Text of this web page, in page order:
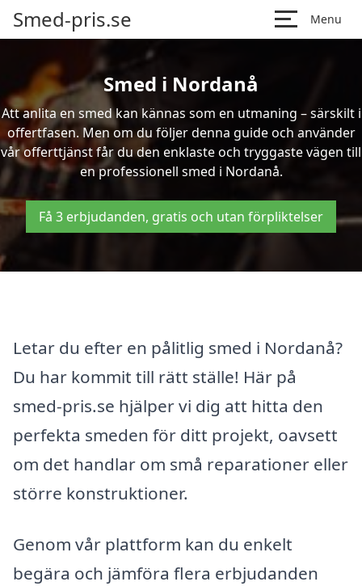
Smed-pris.se Menu
Smed i Nordanå
Att anlita en smed kan kännas som en utmaning – särskilt i
offertfasen. Men om du följer denna guide och använder
vår offerttjänst får du den enklaste och tryggaste vägen till
en professionell smed i Nordanå.
Få 3 erbjudanden, gratis och utan förpliktelser
Letar du efter en pålitlig smed i Nordanå?
Du har kommit till rätt ställe! Här på
smed-pris.se hjälper vi dig att hitta den
perfekta smeden för ditt projekt, oavsett
om det handlar om små reparationer eller
större konstruktioner.
Genom vår plattform kan du enkelt
begära och jämföra flera erbjudanden